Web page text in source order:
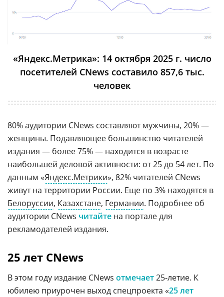
«Яндекс.Метрика»: 14 октября 2025 г. число
посетителей CNews составило 857,6 тыс.
человек
80% аудитории CNews составляют мужчины, 20% —
женщины. Подавляющее большинство читателей
издания — более 75% — находится в возрасте
наибольшей деловой активности: от 25 до 54 лет. По
данным «Яндекс.Метрики», 82% читателей CNews
живут на территории России. Еще по 3% находятся в
Белоруссии, Казахстане, Германии. Подробнее об
аудитории CNews читайте на портале для
рекламодателей издания.
25 лет CNews
В этом году издание CNews отмечает25-летие. К
юбилею приурочен выход спецпроекта «25 лет